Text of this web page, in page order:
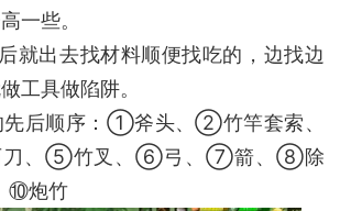
一些。
就出去找材料顺便找吃的，边找边
工具做陷阱。
先后顺序：①斧头、②竹竿套索、
、⑤竹叉、⑥弓、⑦箭、⑧除
⑩炮竹